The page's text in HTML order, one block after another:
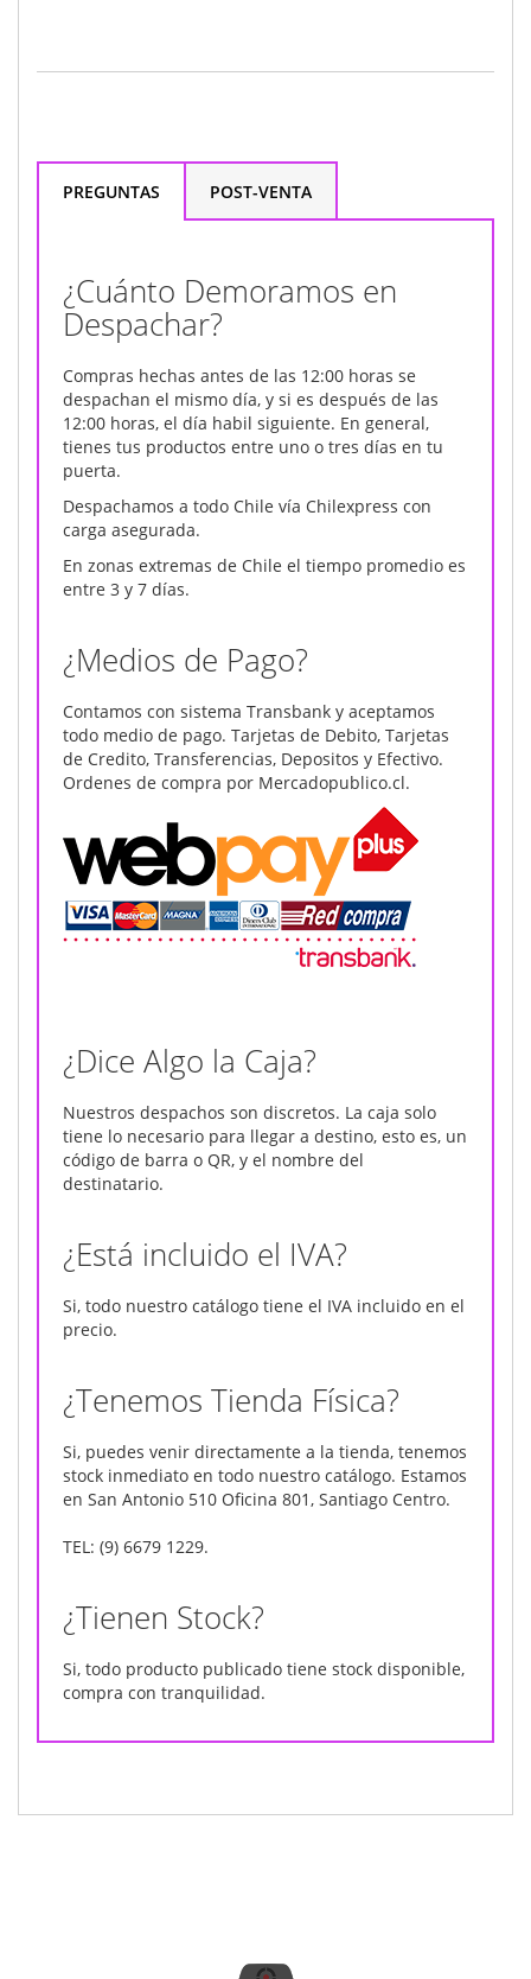
PREGUNTAS POST-VENTA
¿Cuánto Demoramos en
Despachar?
Compras hechas antes de las 12:00 horas se
despachan el mismo día, y si es después de las
12:00 horas, el día habil siguiente. En general,
tienes tus productos entre uno o tres días en tu
puerta.
Despachamos a todo Chile vía Chilexpress con
carga asegurada.
En zonas extremas de Chile el tiempo promedio es
entre 3 y 7 días.
¿Medios de Pago?
Contamos con sistema Transbank y aceptamos
todo medio de pago. Tarjetas de Debito, Tarjetas
de Credito, Transferencias, Depositos y Efectivo.
Ordenes de compra por Mercadopublico.cl.
¿Dice Algo la Caja?
Nuestros despachos son discretos. La caja solo
tiene lo necesario para llegar a destino, esto es, un
código de barra o QR, y el nombre del
destinatario.
¿Está incluido el IVA?
Si, todo nuestro catálogo tiene el IVA incluido en el
precio.
¿Tenemos Tienda Física?
Si, puedes venir directamente a la tienda, tenemos
stock inmediato en todo nuestro catálogo. Estamos
en San Antonio 510 Oficina 801, Santiago Centro.
TEL: (9) 6679 1229.
¿Tienen Stock?
Si, todo producto publicado tiene stock disponible,
compra con tranquilidad.